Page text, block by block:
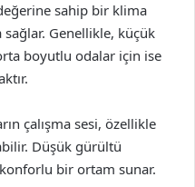
sahip bir klima
Genellikle, küçük
boyutlu odalar için ise
çalışma sesi, özellikle
Düşük gürültü
bir ortam sunar.